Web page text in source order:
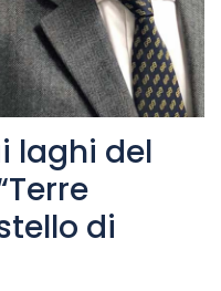
laghi del
di